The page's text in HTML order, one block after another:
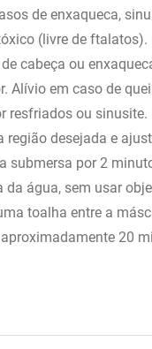
de enxaqueca,
(livre de
cabeça ou
em caso de
ou sinusite.
desejada e
por 2
água, sem usar
toalha entre a
20